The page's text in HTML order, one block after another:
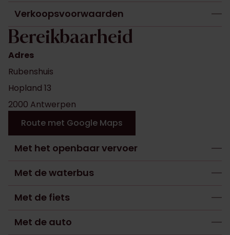
Verkoopsvoorwaarden
Bereikbaarheid
Adres
Rubenshuis
Hopland 13
2000 Antwerpen
Route met Google Maps
Met het openbaar vervoer
Met de waterbus
Met de fiets
Met de auto